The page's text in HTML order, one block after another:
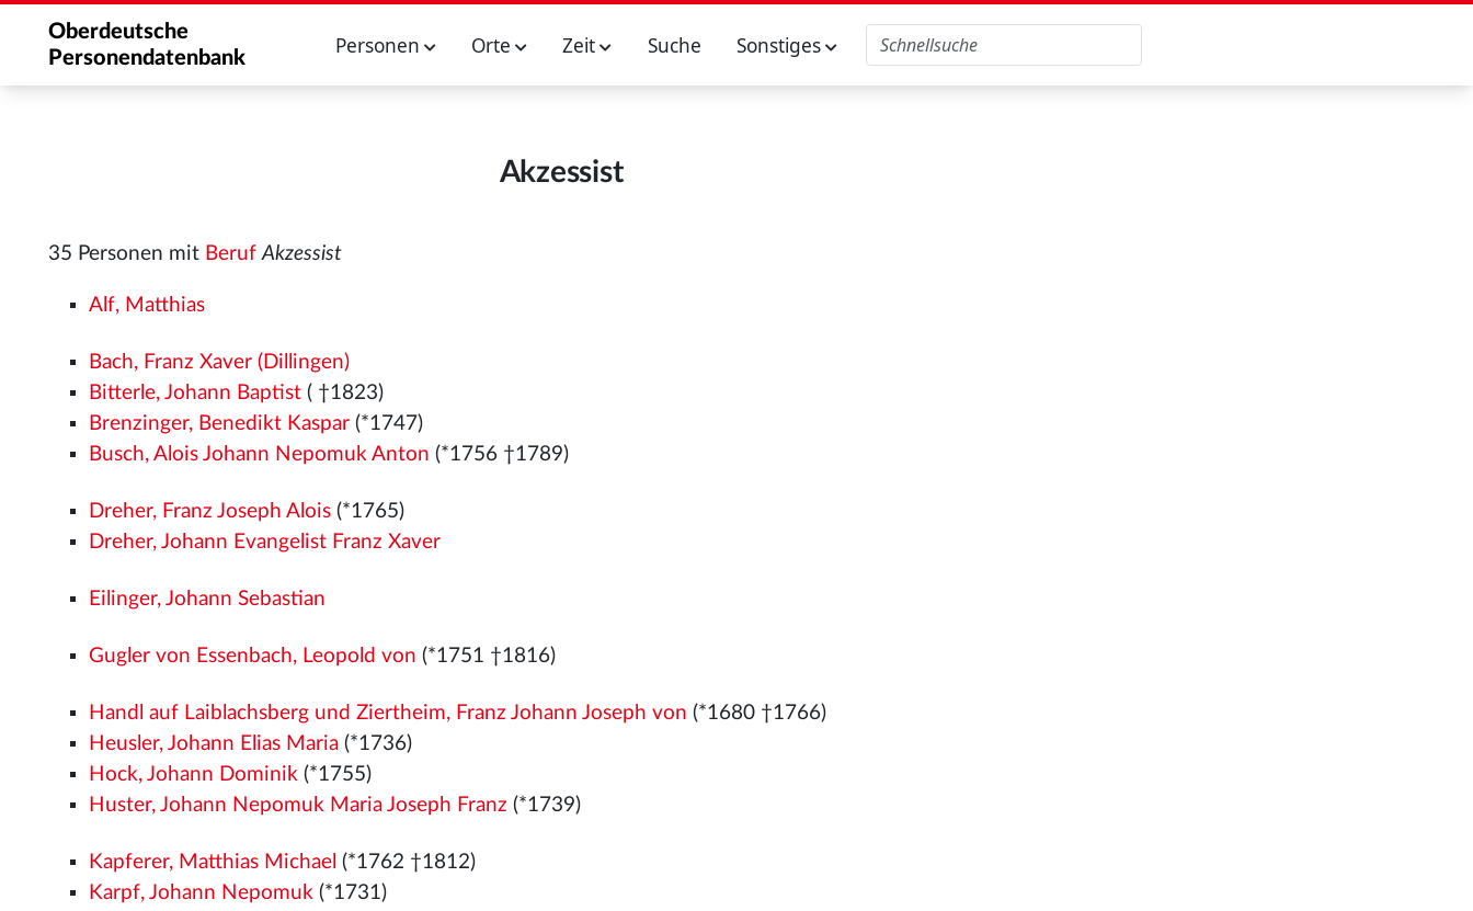
Oberdeutsche
Personendatenbank
Personen Orte Zeit Suche Sonstiges
Akzessist
35 Personen mit Beruf Akzessist
Alf, Matthias
Bach, Franz Xaver (Dillingen)
Bitterle, Johann Baptist ( †1823)
Brenzinger, Benedikt Kaspar (*1747)
Busch, Alois Johann Nepomuk Anton (*1756 †1789)
Dreher, Franz Joseph Alois (*1765)
Dreher, Johann Evangelist Franz Xaver
Eilinger, Johann Sebastian
Gugler von Essenbach, Leopold von (*1751 †1816)
Handl auf Laiblachsberg und Ziertheim, Franz Johann Joseph von (*1680 †1766)
Heusler, Johann Elias Maria (*1736)
Hock, Johann Dominik (*1755)
Huster, Johann Nepomuk Maria Joseph Franz (*1739)
Kapferer, Matthias Michael (*1762 †1812)
Karpf, Johann Nepomuk (*1731)